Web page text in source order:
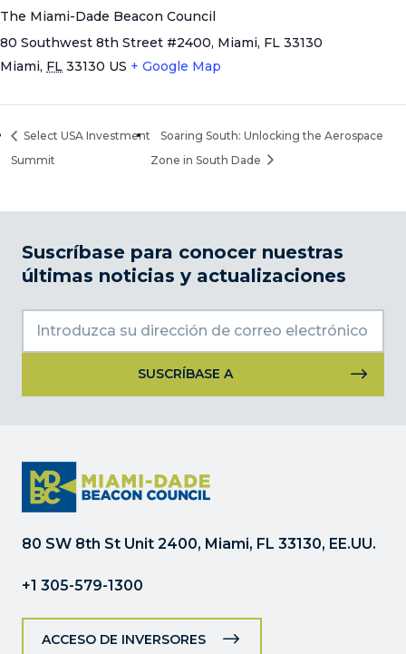
The Miami-Dade Beacon Council
80 Southwest 8th Street #2400, Miami, FL 33130
Miami, FL 33130 US + Google Map
Select USA Investment
Summit
Soaring South: Unlocking the Aerospace
Zone in South Dade
Suscríbase para conocer nuestras
últimas noticias y actualizaciones
Contact.
Por
favor,
deje
campo
blanco.
80 SW 8th St Unit 2400, Miami, FL 33130, EE.UU.
+1 305-579-1300
ACCESO DE INVERSORES